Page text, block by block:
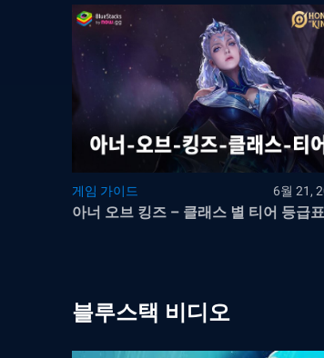
게임 가이드 6월 21,
아너 오브 킹즈 – 클래스 별 티어 등급표
블루스택 비디오